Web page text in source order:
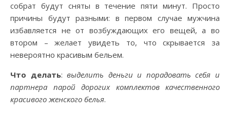
собрат будут сняты в течение пяти минут. Просто
причины будут разными: в первом случае мужчина
избавляется не от возбуждающих его вещей, а во
втором – желает увидеть то, что скрывается за
невероятно красивым бельем.
Что делать:выделить деньги и порадовать себя и
партнера парой дорогих комплектов качественного
красивого женского белья.